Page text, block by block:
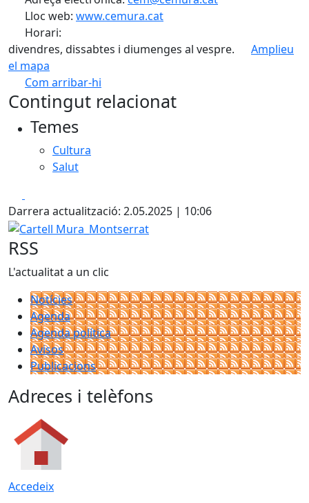
Lloc web: www.cemura.cat
Horari:
divendres, dissabtes i diumenges al vespre.
Amplieu
el mapa
Com arribar-hi
+
Contingut relacionat
Temes
Cultura
Salut
Darrera actualització: 2.05.2025 | 10:06
Cartell Mura_Montserrat
RSS
L'actualitat a un clic
Notícies
Agenda
Agenda política
Avisos
Publicacions
Adreces i telèfons
Accedeix